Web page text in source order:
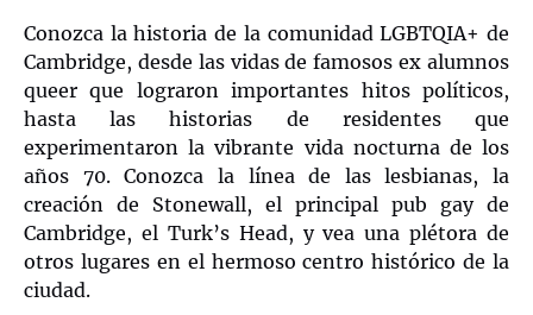
Conozca la historia de la comunidad LGBTQIA+ de
Cambridge, desde las vidas de famosos ex alumnos
queer que lograron importantes hitos políticos,
hasta las historias de residentes que
experimentaron la vibrante vida nocturna de los
años 70. Conozca la línea de las lesbianas, la
creación de Stonewall, el principal pub gay de
Cambridge, el Turk’s Head, y vea una plétora de
otros lugares en el hermoso centro histórico de la
ciudad.